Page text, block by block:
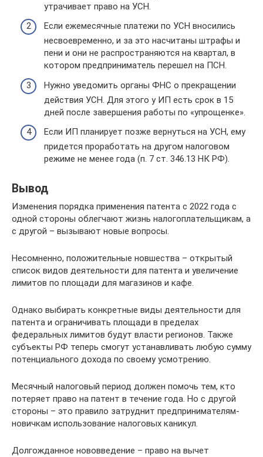
утрачивает право на УСН.
Если ежемесячные платежи по УСН вносились
несвоевременно, и за это насчитаны штрафы и
пени и они не распространяются на квартал, в
котором предприниматель перешел на ПСН.
Нужно уведомить органы ФНС о прекращении
действия УСН. Для этого у ИП есть срок в 15
дней после завершения работы по «упрощенке».
Если ИП планирует позже вернуться на УСН, ему
придется проработать на другом налоговом
режиме не менее года (п. 7 ст. 346.13 НК РФ).
Вывод
Изменения порядка применения патента с 2022 года с
одной стороны облегчают жизнь налогоплательщикам, а
с другой – вызывают новые вопросы.
Несомненно, положительные новшества – открытый
список видов деятельности для патента и увеличение
лимитов по площади для магазинов и кафе.
Однако выбирать конкретные виды деятельности для
патента и ограничивать площади в пределах
федеральных лимитов будут власти регионов. Также
субъекты РФ теперь смогут устанавливать любую сумму
потенциального дохода по своему усмотрению.
Месячный налоговый период должен помочь тем, кто
потеряет право на патент в течение года. Но с другой
стороны – это правило затруднит предпринимателям-
новичкам использование налоговых каникул.
Долгожданное нововведение – право на вычет